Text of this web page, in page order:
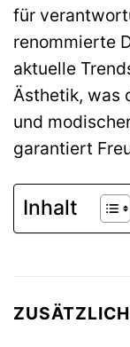
für
renommierte
aktuelle
Ästhetik, was
und
garantiert
Inhalt